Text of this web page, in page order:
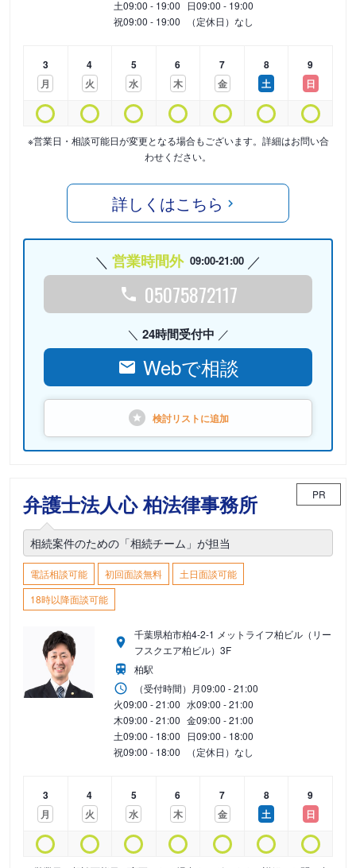
土09:00 - 19:00 日09:00 - 19:00
祝09:00 - 19:00 （定休日）なし
3
月
4
火
5
水
6
木
7
金
8
土
9
日
※営業日・相談可能日が変更となる場合もございます。詳細はお問い合
わせください。
詳しくはこちら
営業時間外 09:00-21:00
05075872117
24時間受付中
Webで相談
検討リストに追加
弁護士法人心 柏法律事務所 PR
相続案件のための「相続チーム」が担当
電話相談可能 初回面談無料
土日面談可能
18時以降面談可能
千葉県柏市柏4-2-1 メットライフ柏ビル（リー
フスクエア柏ビル）3F
柏駅
（受付時間） 月09:00 - 21:00
火09:00 - 21:00 水09:00 - 21:00
木09:00 - 21:00 金09:00 - 21:00
土09:00 - 18:00 日09:00 - 18:00
祝09:00 - 18:00 （定休日）なし
3
月
4
火
5
水
6
木
7
金
8
土
9
日